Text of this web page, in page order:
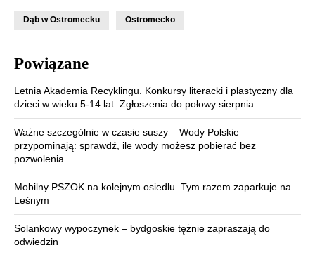
Dąb w Ostromecku Ostromecko
Powiązane
Letnia Akademia Recyklingu. Konkursy literacki i plastyczny dla
dzieci w wieku 5-14 lat. Zgłoszenia do połowy sierpnia
Ważne szczególnie w czasie suszy – Wody Polskie
przypominają: sprawdź, ile wody możesz pobierać bez
pozwolenia
Mobilny PSZOK na kolejnym osiedlu. Tym razem zaparkuje na
Leśnym
Solankowy wypoczynek – bydgoskie tężnie zapraszają do
odwiedzin